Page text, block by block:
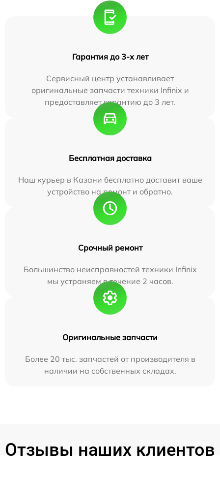
Гарантия до 3-х лет
Сервисный центр устанавливает
оригинальные запчасти техники Infinix и
предоставляет гарантию до 3 лет.
Бесплатная доставка
Наш курьер в Казани бесплатно доставит ваше
устройство на ремонт и обратно.
Срочный ремонт
Большинство неисправностей техники Infinix
мы устраняем в течение 2 часов.
Оригинальные запчасти
Более 20 тыс. запчастей от производителя в
наличии на собственных складах.
Отзывы наших клиентов